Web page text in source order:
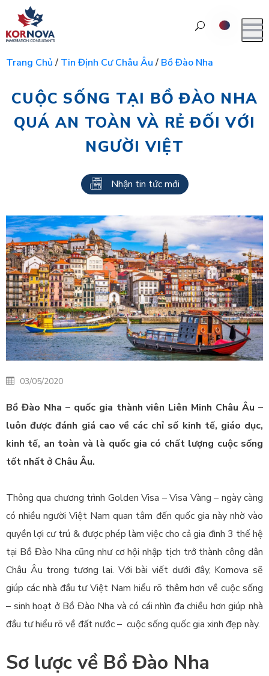
Trang Chủ/ Tin Định Cư Châu Âu/ Bồ Đào Nha
CUỘC SỐNG TẠI BỒ ĐÀO NHA
QUÁ AN TOÀN VÀ RẺ ĐỐI VỚI
NGƯỜI VIỆT
Nhận tin tức mới
03/05/2020
Bồ Đào Nha – quốc gia thành viên Liên Minh Châu Âu –
luôn được đánh giá cao về các chỉ số kinh tế, giáo dục,
kinh tế, an toàn và là quốc gia có chất lượng cuộc sống
tốt nhất ở Châu Âu.
Thông qua chương trình Golden Visa – Visa Vàng – ngày càng
có nhiều người Việt Nam quan tâm đến quốc gia này nhờ vào
quyền lợi cư trú & được phép làm việc cho cả gia đình 3 thế hệ
tại Bồ Đào Nha cũng như cơ hội nhập tịch trở thành công dân
Châu Âu trong tương lai. Với bài viết dưới đây, Kornova sẽ
giúp các nhà đầu tư Việt Nam hiểu rõ thêm hơn về cuộc sống
– sinh hoạt ở Bồ Đào Nha và có cái nhìn đa chiều hơn giúp nhà
đầu tư hiểu rõ về đất nước – cuộc sống quốc gia xinh đẹp này.
Sơ lược về Bồ Đào Nha